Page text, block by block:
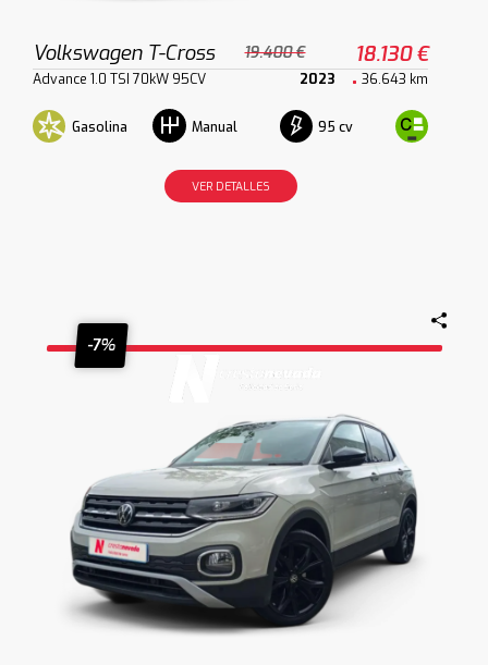
Volkswagen T-Cross 19.400 € 18.130 €
Advance 1.0 TSI 70kW 95CV 2023 36.643 km
Gasolina Manual 95 cv
VER DETALLES
-7%